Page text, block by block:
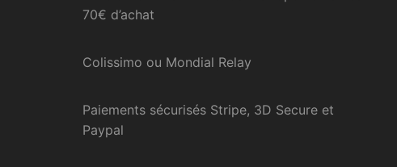
70€ d’achat
Colissimo ou Mondial Relay
Paiements sécurisés Stripe, 3D Secure et
Paypal